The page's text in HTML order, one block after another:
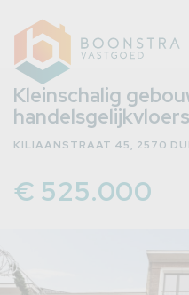
Kleinschalig
KILIAANSTRAAT 45, 2570
€ 525.000